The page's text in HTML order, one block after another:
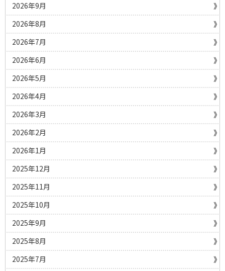
2026年9月
2026年8月
2026年7月
2026年6月
2026年5月
2026年4月
2026年3月
2026年2月
2026年1月
2025年12月
2025年11月
2025年10月
2025年9月
2025年8月
2025年7月